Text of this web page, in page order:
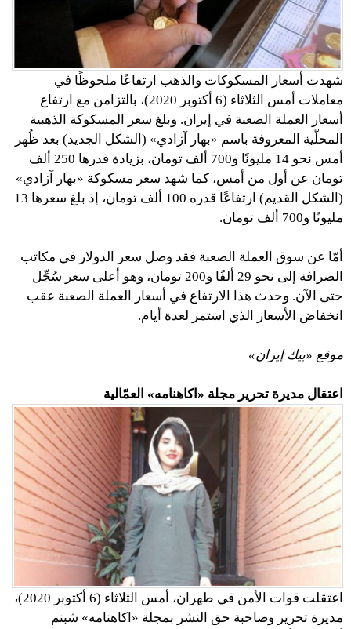
شهدت أسعار المسكوكات والذهب ارتفاعًا ملحوظًا في
معاملات أمس الثلاثاء (6 أكتوبر 2020)، بالتزامن مع ارتفاع
أسعار العملة الصعبة في إيران. وبلغ سعر المسكوكة الذهبية
المحلّية المعروفة باسم «بهار آزادي» (الشكل الجديد) بعد ظُهر
أمس نحو 14 مليونًا و700 ألف تومان، بزيادة قدرها 250 ألف
تومان عن أول من أمس، كما شهد سعر مسكوكة «بهار آزادي»
(الشكل القديم) ارتفاعًا قدره 100 ألف تومان، إذ بلغ سعرها 13
مليونًا و700 ألف تومان.
أمّا عن سوق العملة الصعبة فقد وصل سعر الدولار في مكاتب
الصرافة إلى نحو 29 ألفًا و200 تومان، وهو أعلى سعر سُجِّل
حتى الآن. وحدث هذا الارتفاع في أسعار العملة الصعبة عقب
انخفاض الأسعار الذي استمر لعدة أيام.
موقع «بيك إيران»
اعتقال مديرة تحرير مجلة «اكاهنامه» العمّالية
اعتقلت قوات الأمن في طهران، أمس الثلاثاء (6 أكتوبر 2020)،
مديرة تحرير وصاحبة حق النشر بمجلة «اكاهنامه» شبنم